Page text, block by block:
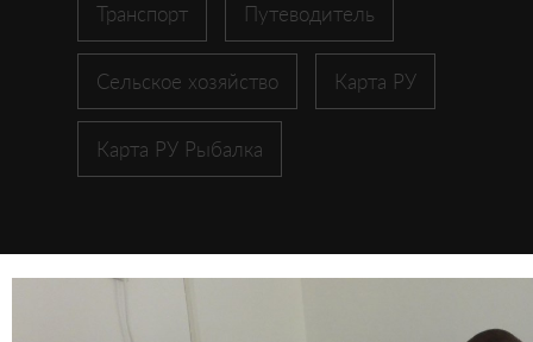
Транспорт Путеводитель
Сельское хозяйство Карта РУ
Карта РУ Рыбалка